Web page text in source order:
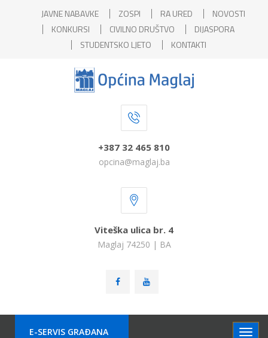
JAVNE NABAVKE ZOSPI RA URED
NOVOSTI
KONKURSI
CIVILNO DRUŠTVO
DIJASPORA
STUDENTSKO LJETO
KONTAKTI
+387 32 465 810
opcina@maglaj.ba
Viteška ulica br. 4
Maglaj 74250 | BA
E-SERVIS GRAÐANA